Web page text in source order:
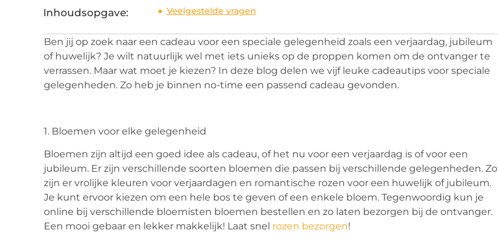
Inhoudsopgave: Veelgestelde vragen
Ben jij op zoek naar een cadeau voor een speciale gelegenheid zoals een verjaardag, jubileum
of huwelijk? Je wilt natuurlijk wel met iets unieks op de proppen komen om de ontvanger te
verrassen. Maar wat moet je kiezen? In deze blog delen we vijf leuke cadeautips voor speciale
gelegenheden. Zo heb je binnen no-time een passend cadeau gevonden.
1. Bloemen voor elke gelegenheid
Bloemen zijn altijd een goed idee als cadeau, of het nu voor een verjaardag is of voor een
jubileum. Er zijn verschillende soorten bloemen die passen bij verschillende gelegenheden. Zo
zijn er vrolijke kleuren voor verjaardagen en romantische rozen voor een huwelijk of jubileum.
Je kunt ervoor kiezen om een hele bos te geven of een enkele bloem. Tegenwoordig kun je
online bij verschillende bloemisten bloemen bestellen en zo laten bezorgen bij de ontvanger.
Een mooi gebaar en lekker makkelijk! Laat snel rozen bezorgen!